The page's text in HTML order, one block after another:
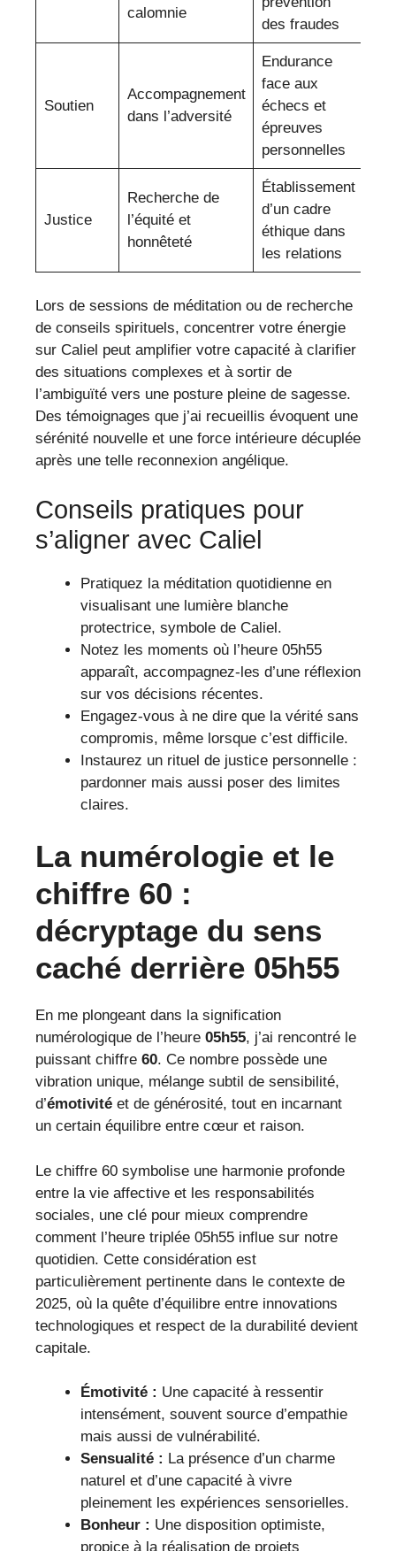
calomnie
des fraudes
Soutien
Accompagnement
dans l’adversité
Endurance
face aux
échecs et
épreuves
personnelles
Justice
Recherche de
l’équité et
honnêteté
Établissement
d’un cadre
éthique dans
les relations
Lors de sessions de méditation ou de recherche
de conseils spirituels, concentrer votre énergie
sur Caliel peut amplifier votre capacité à clarifier
des situations complexes et à sortir de
l’ambiguïté vers une posture pleine de sagesse.
Des témoignages que j’ai recueillis évoquent une
sérénité nouvelle et une force intérieure décuplée
après une telle reconnexion angélique.
Conseils pratiques pour
s’aligner avec Caliel
Pratiquez la méditation quotidienne en
visualisant une lumière blanche
protectrice, symbole de Caliel.
Notez les moments où l’heure 05h55
apparaît, accompagnez-les d’une réflexion
sur vos décisions récentes.
Engagez-vous à ne dire que la vérité sans
compromis, même lorsque c’est difficile.
Instaurez un rituel de justice personnelle :
pardonner mais aussi poser des limites
claires.
La numérologie et le
chiffre 60 :
décryptage du sens
caché derrière 05h55
En me plongeant dans la signification
numérologique de l’heure 05h55, j’ai rencontré le
puissant chiffre 60. Ce nombre possède une
vibration unique, mélange subtil de sensibilité,
d’émotivité et de générosité, tout en incarnant
un certain équilibre entre cœur et raison.
Le chiffre 60 symbolise une harmonie profonde
entre la vie affective et les responsabilités
sociales, une clé pour mieux comprendre
comment l’heure triplée 05h55 influe sur notre
quotidien. Cette considération est
particulièrement pertinente dans le contexte de
2025, où la quête d’équilibre entre innovations
technologiques et respect de la durabilité devient
capitale.
Émotivité : Une capacité à ressentir
intensément, souvent source d’empathie
mais aussi de vulnérabilité.
Sensualité : La présence d’un charme
naturel et d’une capacité à vivre
pleinement les expériences sensorielles.
Bonheur : Une disposition optimiste,
propice à la réalisation de projets